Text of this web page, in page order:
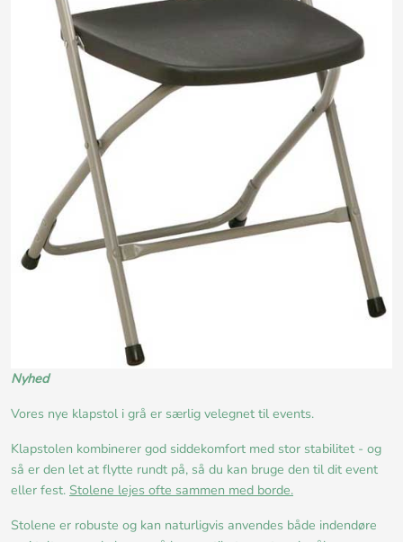
Nyhed
Vores nye klapstol i grå er særlig velegnet til events.
Klapstolen kombinerer god siddekomfort med stor stabilitet - og
så er den let at flytte rundt på, så du kan bruge den til dit event
eller fest. Stolene lejes ofte sammen med borde.
Stolene er robuste og kan naturligvis anvendes både indendøre